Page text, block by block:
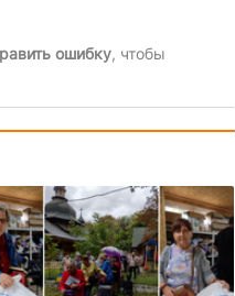
ошибку, чтобы